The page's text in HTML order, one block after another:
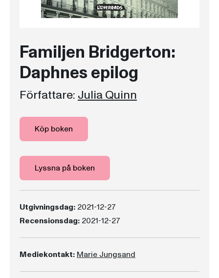
Familjen Bridgerton:
Daphnes epilog
Författare: Julia Quinn
Köp boken
Lyssna på boken
Utgivningsdag: 2021-12-27
Recensionsdag: 2021-12-27
Mediekontakt: Marie Jungsand